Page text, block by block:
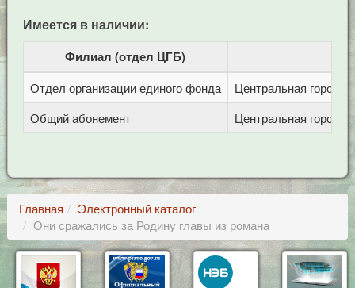
Имеется в наличии:
Филиал (отдел ЦГБ)
Отдел организации единого фонда
Центральная
Общий абонемент
Центральная
Главная
Электронный каталог
Они сражались за Родину главы из романа